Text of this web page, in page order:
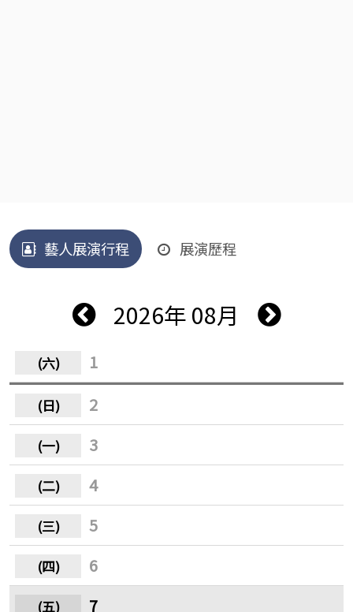
藝人展演行程 展演歷程
2026年 08月
1
2
3
4
5
6
7